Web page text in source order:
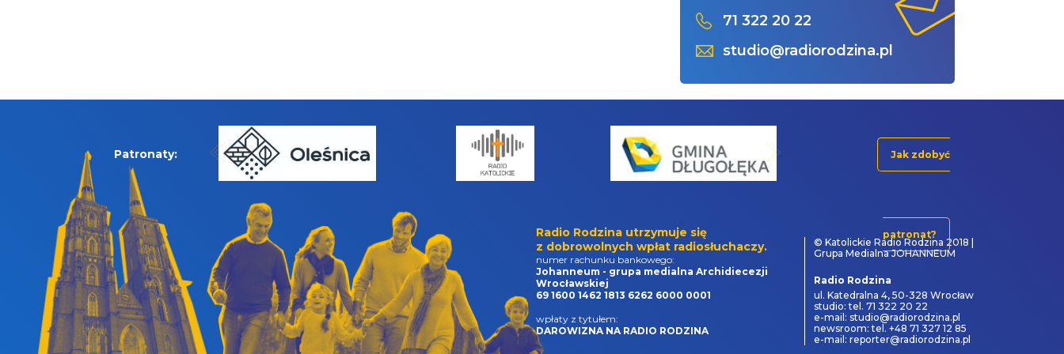
71 322 20 22
studio@radiorodzina.pl
Patronaty: Jak zdobyć
patronat?
Radio Rodzina utrzymuje się
z dobrowolnych wpłat radiosłuchaczy.
numer rachunku bankowego:
Johanneum - grupa medialna Archidiecezji
Wrocławskiej
69 1600 1462 1813 6262 6000 0001
wpłaty z tytułem:
DAROWIZNA NA RADIO RODZINA
© Katolickie Radio Rodzina 2018 |
Grupa Medialna JOHANNEUM
Radio Rodzina
ul. Katedralna 4, 50-328 Wrocław
studio: tel. 71 322 20 22
e-mail: studio@radiorodzina.pl
newsroom: tel. +48 71 327 12 85
e-mail: reporter@radiorodzina.pl